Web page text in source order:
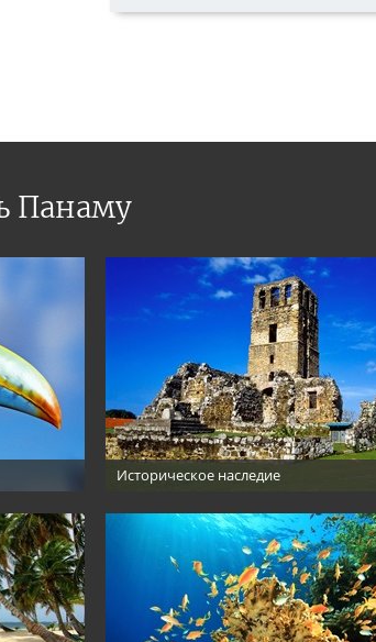
Панаму
Историческое наследие